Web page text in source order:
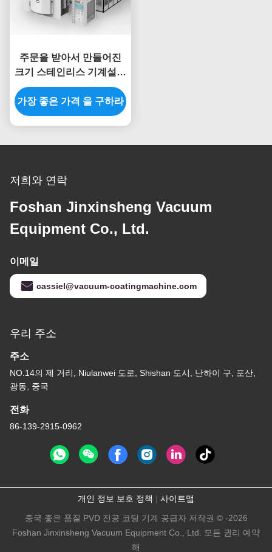
주문을 받아서 만들어진
크기 스테인리스 기계설비
문틀 PVD 진공 육체적인
수증기 공술서 기계
가장 좋은 가격 을 구하라
저희와 연락
Foshan Jinxinsheng Vacuum
Equipment Co., Ltd.
이메일
cassiel@vacuum-coatingmachine.com
우리 주소
주소
NO.14의 제 거리, Niulanwei 도로, Shishan 도시, 난하이 구, 포산,
광동, 중국
전화
86-139-2915-0962
개인 정보 보호 정책 | 사이트맵
중국 좋은 품질 PVD 진공 코팅 기계 공급자 저작권 © -2026
Foshan Jinxinsheng Vacuum Equipment Co., Ltd. 모든 권리 예약
해